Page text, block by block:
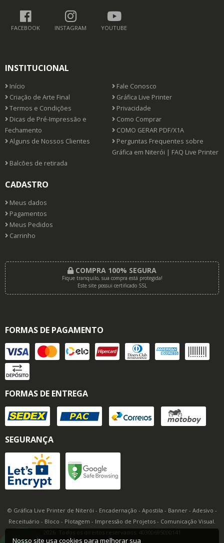
FACEBOOK INSTAGRAM YOUTUBE
INSTITUCIONAL
Início
Fale Conosco
Criação de Arte Final
Gráfica Live Printer
Termos e Condições
Privacidade
Dicas de Pré-Impressão e
Fechamento
Como Comprar
COMO GERAR PDF/X1A
Alguns de Nossos Clientes
Perguntas Frequentes sobre
Gráfica em Niterói | FAQ Live Printer
Balcões de retirada
CADASTRO
Meus dados
Pagamentos
Meus Pedidos
Carrinho
COMPRA 100% SEGURA
Fique tranquilo, sua compra está protegida!
Este site possui certificado SSL
FORMAS DE PAGAMENTO
FORMAS DE ENTREGA
SEGURANÇA
© Gráfica Live Printer de Niterói - Encadernação - Apostila - Banner - Adesivo -
Receituário - Bloco - Plotagem - Impressão de Projetos - Comunicação Visual.
2026. Todos os direitos reservados. 40300695000141
Nosso site usa cookies para melhorar sua